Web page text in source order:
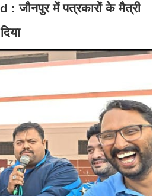
में पत्रकारों के मैत्री